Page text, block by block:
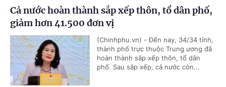
Cả nước hoàn thành sắp xếp thôn, tổ dân phố,
giảm hơn 41.500 đơn vị
(Chinhphu.vn) - Đến nay, 34/34 tỉnh,
thành phố trực thuộc Trung ương đã
hoàn thành sắp xếp thôn, tổ dân
phố. Sau sắp xếp, cả nước còn...